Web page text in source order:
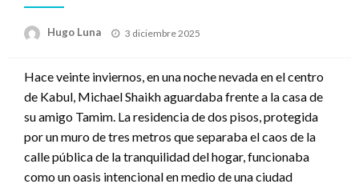
Hugo Luna
Publicado
3 diciembre 2025
Hace veinte inviernos, en una noche nevada en el centro
de Kabul, Michael Shaikh aguardaba frente a la casa de
su amigo Tamim. La residencia de dos pisos, protegida
por un muro de tres metros que separaba el caos de la
calle pública de la tranquilidad del hogar, funcionaba
como un oasis intencional en medio de una ciudad